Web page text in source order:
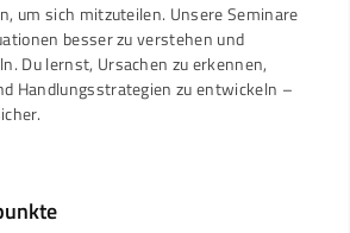
um sich mitzuteilen. Unsere Seminare
besser zu verstehen und
Du lernst, Ursachen zu erkennen,
Handlungsstrategien zu entwickeln –